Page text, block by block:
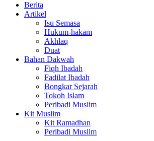
Berita
Artikel
Isu Semasa
Hukum-hakam
Akhlaq
Duat
Bahan Dakwah
Fiqh Ibadah
Fadilat Ibadah
Bongkar Sejarah
Tokoh Islam
Peribadi Muslim
Kit Muslim
Kit Ramadhan
Peribadi Muslim